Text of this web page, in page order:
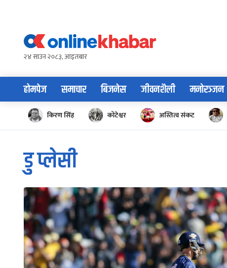
content२४ साउन २०८३, आइतबार
होमपेज समाचार बिजनेस जीवनशैली मनोरञ्जन
किरण सिंह कोटेश्वर अस्तित्व संकट
डु प्लेसी